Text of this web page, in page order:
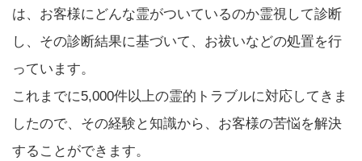
は、お客様にどんな霊がついているのか霊視して診断
し、その診断結果に基づいて、お祓いなどの処置を行
っています。
これまでに5,000件以上の霊的トラブルに対応してきま
したので、その経験と知識から、お客様の苦悩を解決
することができます。